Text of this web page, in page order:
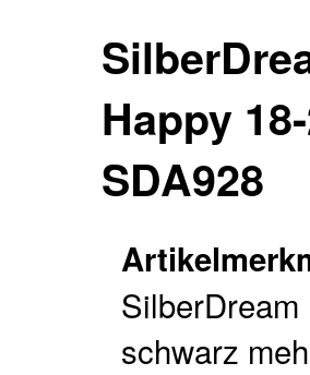
Happy
SDA928
schwarz